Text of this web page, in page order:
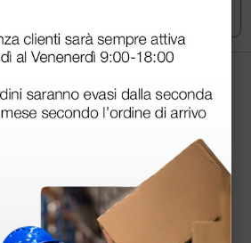
5 stelle.
>